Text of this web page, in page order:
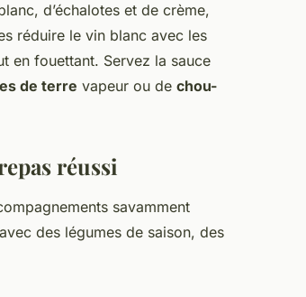
d’échalotes et de crème,
réduire le vin blanc avec les
en fouettant. Servez la sauce
de terre vapeur ou de chou-
réussi
savamment
des légumes de saison, des